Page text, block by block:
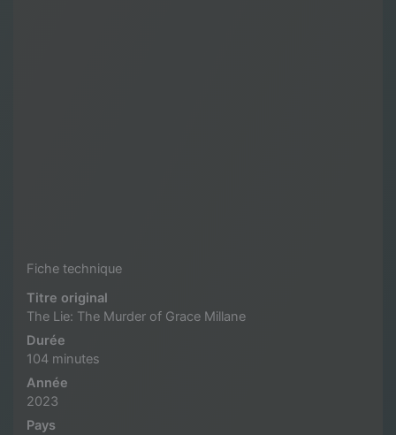
Fiche technique
Titre original
The Lie: The Murder of Grace Millane
Durée
104 minutes
Année
2023
Pays